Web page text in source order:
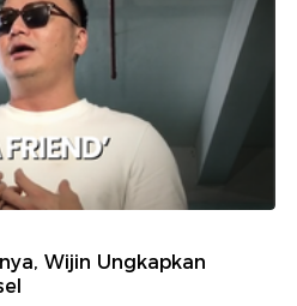
Wijin Ungkapkan